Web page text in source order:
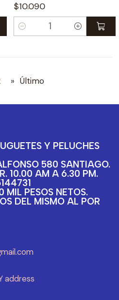
$10.090
Cantidad
» Último
Y PELUCHES
580 SANTIAGO.
10.00 AM A 6.30 PM.
MIL PESOS NETOS.
DEL MISMO AL POR
address